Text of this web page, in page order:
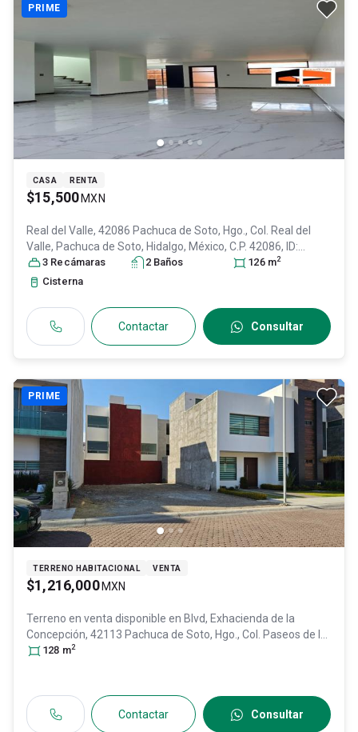
PRIME
CASA RENTA
$15,500 MXN
Real del Valle, 42086 Pachuca de Soto, Hgo., Col. Real del
Valle, Pachuca de Soto, Hidalgo, México, C.P. 42086, ID:
31647052
3 Recámaras 2 Baños 126 m2
Cisterna
Contactar Consultar
PRIME
TERRENO HABITACIONAL VENTA
$1,216,000 MXN
Terreno en venta disponible en Blvd, Exhacienda de la
Concepción, 42113 Pachuca de Soto, Hgo., Col. Paseos de la
Concepción,
128 m2
Contactar Consultar